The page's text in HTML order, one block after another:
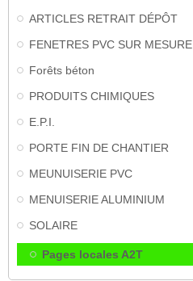
ARTICLES RETRAIT DÉPÔT
FENETRES PVC SUR MESURE
Forêts béton
PRODUITS CHIMIQUES
E.P.I.
PORTE FIN DE CHANTIER
MEUNUISERIE PVC
MENUISERIE ALUMINIUM
SOLAIRE
Pages locales A2T